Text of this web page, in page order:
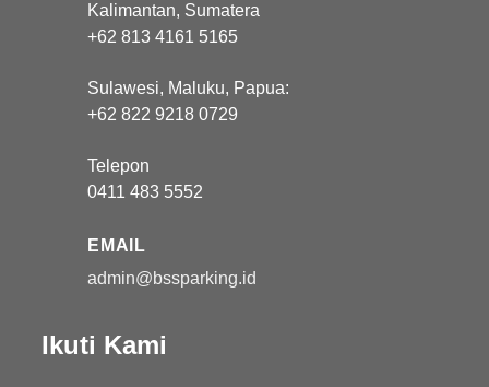
Kalimantan, Sumatera
+62 813 4161 5165
Sulawesi, Maluku, Papua:
+62 822 9218 0729
Telepon
0411 483 5552
EMAIL
admin@bssparking.id
Ikuti Kami